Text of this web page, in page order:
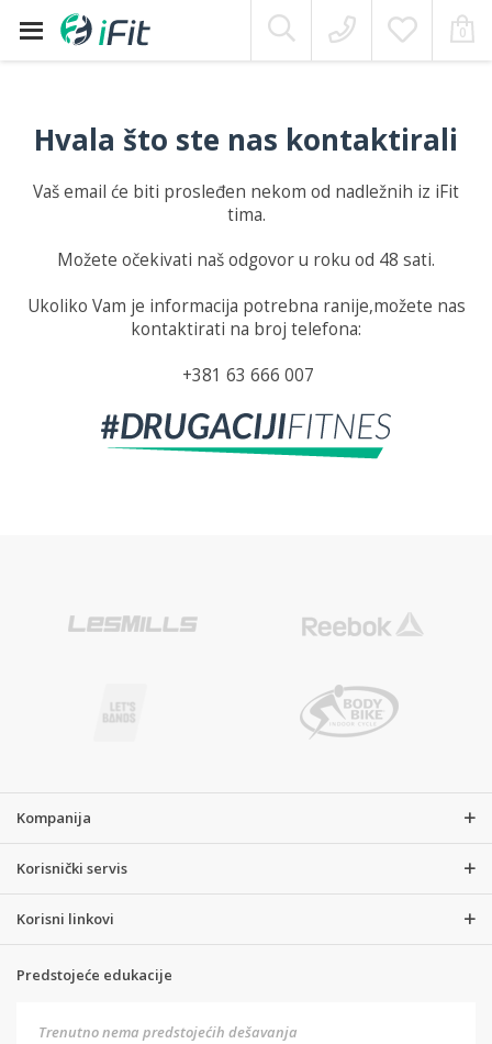
0
Moj Nalog
Hvala što ste nas kontaktirali
Vaš email će biti prosleđen nekom od nadležnih iz iFit
tima.
Možete očekivati naš odgovor u roku od 48 sati.
Ukoliko Vam je informacija potrebna ranije,možete nas
kontaktirati na broj telefona:
+381 63 666 007
Kompanija
Korisnički servis
Korisni linkovi
Predstojeće edukacije
Trenutno nema predstojećih dešavanja